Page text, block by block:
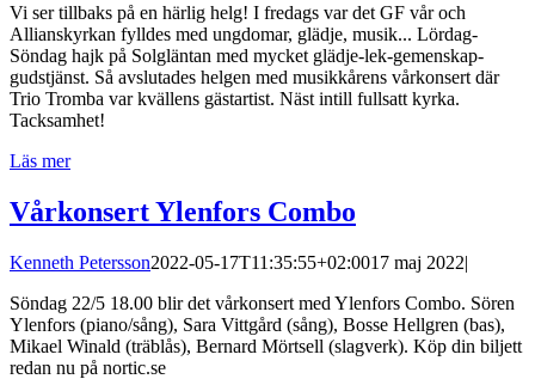
Vi ser tillbaks på en härlig helg! I fredags var det GF vår och
Allianskyrkan fylldes med ungdomar, glädje, musik... Lördag-
Söndag hajk på Solgläntan med mycket glädje-lek-gemenskap-
gudstjänst. Så avslutades helgen med musikkårens vårkonsert där
Trio Tromba var kvällens gästartist. Näst intill fullsatt kyrka.
Tacksamhet!
Läs mer
Vårkonsert Ylenfors Combo
Kenneth Petersson2022-05-17T11:35:55+02:0017 maj 2022|
Söndag 22/5 18.00 blir det vårkonsert med Ylenfors Combo. Sören
Ylenfors (piano/sång), Sara Vittgård (sång), Bosse Hellgren (bas),
Mikael Winald (träblås), Bernard Mörtsell (slagverk). Köp din biljett
redan nu på nortic.se